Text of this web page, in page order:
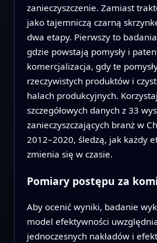
zanieczyszczenie. Zamiast
jako tajemniczą czarną
dwa etapy. Pierwszy to
gdzie powstają pomysły i
komercjalizacja, gdy te
rzeczywistych produktów i
halach produkcyjnych.
szczegółowych danych z 33
zanieczyszczających branż w
2012–2020, śledzą, jak każdy
zmienia się w czasie.
Pomiary postępu za
Aby ocenić wyniki, badanie
model efektywności
jednoczesnych nakładów i